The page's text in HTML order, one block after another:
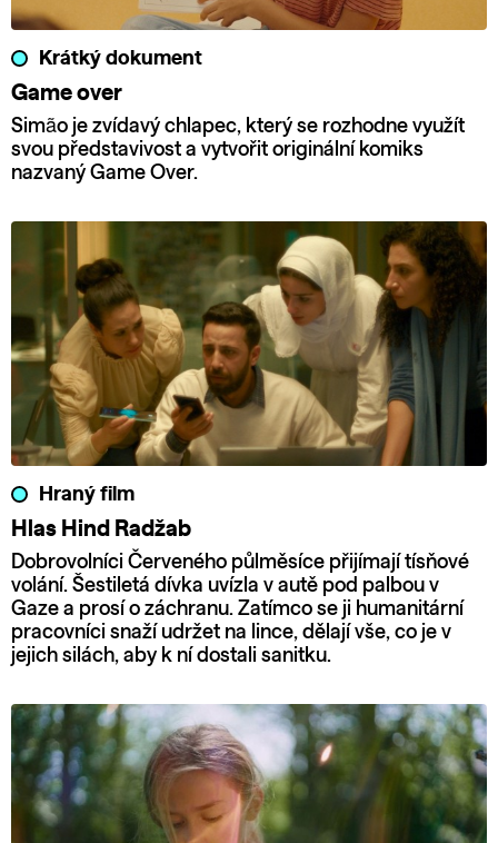
Krátký dokument
Game over
Simão je zvídavý chlapec, který se rozhodne využít
svou představivost a vytvořit originální komiks
nazvaný Game Over.
Hraný film
Hlas Hind Radžab
Dobrovolníci Červeného půlměsíce přijímají tísňové
volání. Šestiletá dívka uvízla v autě pod palbou v
Gaze a prosí o záchranu. Zatímco se ji humanitární
pracovníci snaží udržet na lince, dělají vše, co je v
jejich silách, aby k ní dostali sanitku.